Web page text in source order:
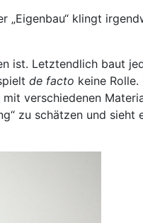
„Eigenbau“ klingt
ist. Letztendlich baut
de facto keine
verschiedenen
zu schätzen und sieht